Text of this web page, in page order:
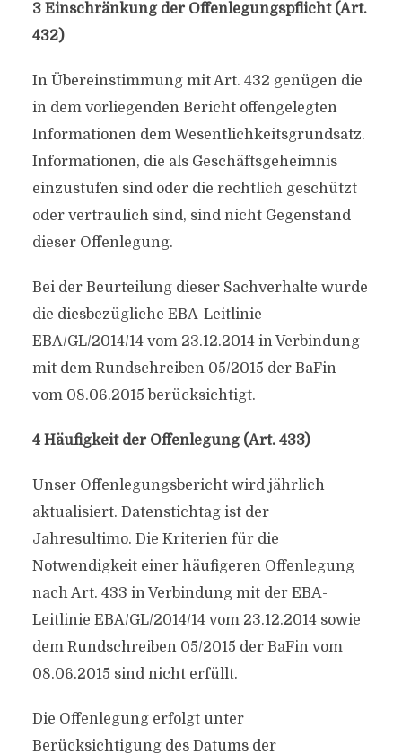
3 Einschränkung der Offenlegungspflicht (Art.
432)
In Übereinstimmung mit Art. 432 genügen die
in dem vorliegenden Bericht offengelegten
Informationen dem Wesentlichkeitsgrundsatz.
Informationen, die als Geschäftsgeheimnis
einzustufen sind oder die rechtlich geschützt
oder vertraulich sind, sind nicht Gegenstand
dieser Offenlegung.
Bei der Beurteilung dieser Sachverhalte wurde
die diesbezügliche EBA-Leitlinie
EBA/GL/2014/14 vom 23.12.2014 in Verbindung
mit dem Rundschreiben 05/2015 der BaFin
vom 08.06.2015 berücksichtigt.
4 Häufigkeit der Offenlegung (Art. 433)
Unser Offenlegungsbericht wird jährlich
aktualisiert. Datenstichtag ist der
Jahresultimo. Die Kriterien für die
Notwendigkeit einer häufigeren Offenlegung
nach Art. 433 in Verbindung mit der EBA-
Leitlinie EBA/GL/2014/14 vom 23.12.2014 sowie
dem Rundschreiben 05/2015 der BaFin vom
08.06.2015 sind nicht erfüllt.
Die Offenlegung erfolgt unter
Berücksichtigung des Datums der